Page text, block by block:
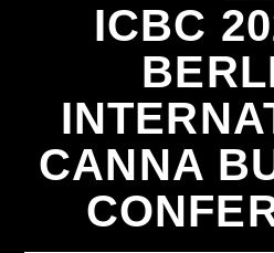
0:00
ICBC
CANNA